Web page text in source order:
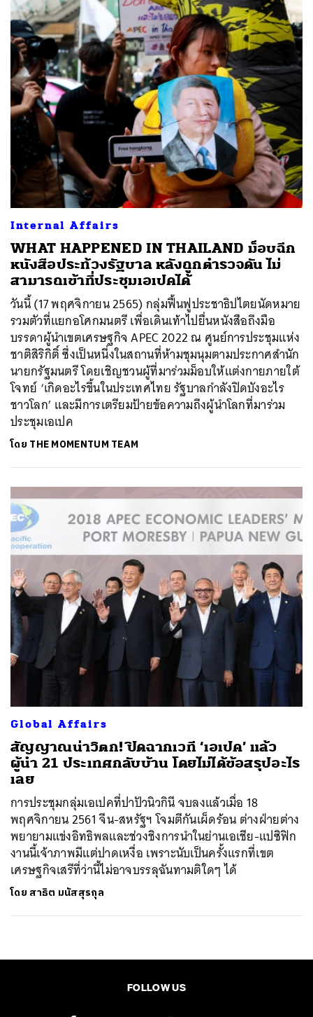
Internal Affairs
WHAT HAPPENED IN THAILAND ม็อบฉีก
หนังสือประท้วงรัฐบาล หลังถูกตำรวจดัน ไม่
สามารถเข้าที่ประชุมเอเปคได้
วันนี้ (17 พฤศจิกายน 2565) กลุ่มฟื้นฟูประชาธิปไตยนัดหมาย
รวมตัวที่แยกอโศกมนตรี เพื่อเดินเท้าไปยื่นหนังสือถึงมือ
บรรดาผู้นำเขตเศรษฐกิจ APEC 2022 ณ ศูนย์การประชุมแห่ง
ชาติสิริกิติ์ ซึ่งเป็นหนึ่งในสถานที่ห้ามชุมนุมตามประกาศสำนัก
นายกรัฐมนตรี โดยเชิญชวนผู้ที่มาร่วมม็อบให้แต่งกายภายใต้
โจทย์ ‘เกิดอะไรขึ้นในประเทศไทย รัฐบาลกำลังปิดบังอะไร
ชาวโลก’ และมีการเตรียมป้ายข้อความถึงผู้นำโลกที่มาร่วม
ประชุมเอเปค
โดย THE MOMENTUM TEAM
Global Affairs
สัญญาณน่าวิตก! ปิดฉากเวที ‘เอเปค’ แล้ว
ผู้นำ 21 ประเทศกลับบ้าน โดยไม่ได้ข้อสรุปอะไร
เลย
การประชุมกลุ่มเอเปคที่ปาปัวนิวกินี จบลงแล้วเมื่อ 18
พฤศจิกายน 2561 จีน-สหรัฐฯ โจมตีกันเผ็ดร้อน ต่างฝ่ายต่าง
พยายามแข่งอิทธิพลและช่วงชิงการนำในย่านเอเชีย-แปซิฟิก
งานนี้เจ้าภาพมีแต่ปาดเหงื่อ เพราะนับเป็นครั้งแรกที่เขต
เศรษฐกิจเสรีที่ว่านี้ไม่อาจบรรลุฉันทามติใดๆ ได้
โดย สาธิต มนัสสุรกุล
FOLLOW US